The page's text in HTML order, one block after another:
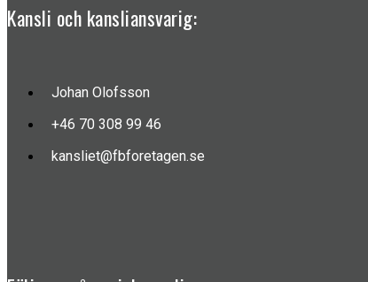
Kansli och kansliansvarig:
Johan Olofsson
+46 70 308 99 46
kansliet@fbforetagen.se